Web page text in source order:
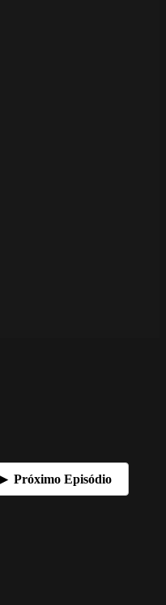
Próximo Episódio